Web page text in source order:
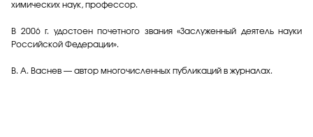
химических наук, профессор.
В 2006 г. удостоен почетного звания «Заслуженный деятель науки
Российской Федерации».
В. А. Васнев — автор многочисленных публикаций в журналах.